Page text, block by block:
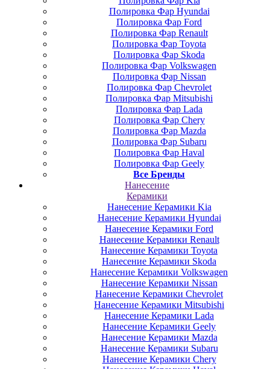
Полировка Фар Hyundai
Полировка Фар Ford
Полировка Фар Renault
Полировка Фар Toyota
Полировка Фар Skoda
Полировка Фар Volkswagen
Полировка Фар Nissan
Полировка Фар Chevrolet
Полировка Фар Mitsubishi
Полировка Фар Lada
Полировка Фар Chery
Полировка Фар Mazda
Полировка Фар Subaru
Полировка Фар Haval
Полировка Фар Geely
Все Бренды
Нанесение
Керамики
Нанесение Керамики Kia
Нанесение Керамики Hyundai
Нанесение Керамики Ford
Нанесение Керамики Renault
Нанесение Керамики Toyota
Нанесение Керамики Skoda
Нанесение Керамики Volkswagen
Нанесение Керамики Nissan
Нанесение Керамики Chevrolet
Нанесение Керамики Mitsubishi
Нанесение Керамики Lada
Нанесение Керамики Geely
Нанесение Керамики Mazda
Нанесение Керамики Subaru
Нанесение Керамики Chery